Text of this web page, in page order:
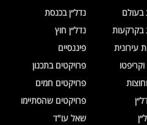
בקרקעות
עירונית
נדל״ן בכנסת
נדל״ן חוץ
פיננסיים
פרויקטים בתכנון
פרויקטים חמים
פרויקטים שהסתיימו
שאל עו"ד